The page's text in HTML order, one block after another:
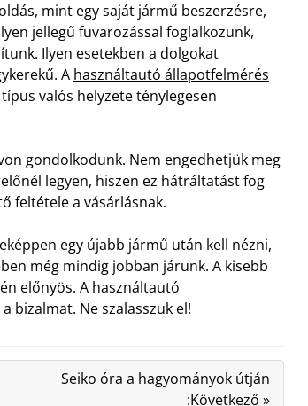
mint egy saját jármű beszerzésre,
jellegű fuvarozással foglalkozunk,
Ilyen esetekben a dolgokat
A használtautó állapotfelmérés
valós helyzete ténylegesen
gondolkodunk. Nem engedhetjük meg
legyen, hiszen ez hátráltatást fog
feltétele a vásárlásnak.
egy újabb jármű után kell nézni,
még mindig jobban járunk. A kisebb
előnyös. A használtautó
bizalmat. Ne szalasszuk el!
Seiko óra a hagyományok útján
:Következő »